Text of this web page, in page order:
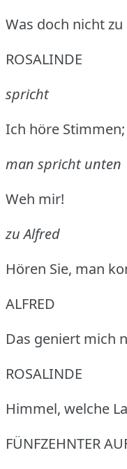
Was doch nicht
ROSALINDE
spricht
Ich höre Stimmen;
man spricht unten
Weh mir!
zu Alfred
Hören Sie, man
ALFRED
Das geniert mich
ROSALINDE
Himmel, welche
FÜNFZEHNTER